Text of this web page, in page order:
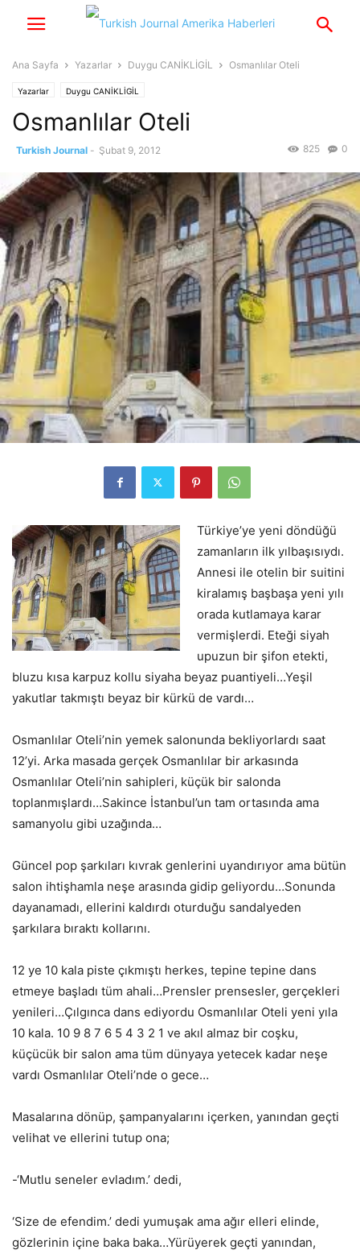
Ana Sayfa Yazarlar Duygu CANİKLİGİL Osmanlılar Oteli
Yazarlar Duygu CANİKLİGİL
Osmanlılar Oteli
Turkish Journal - Şubat 9, 2012 0
825
Türkiye’ye yeni döndüğü
zamanların ilk yılbaşısıydı.
Annesi ile otelin bir suitini
kiralamış başbaşa yeni yılı
orada kutlamaya karar
vermişlerdi. Eteği siyah
upuzun bir şifon etekti,
bluzu kısa karpuz kollu siyaha beyaz puantiyeli…Yeşil
yakutlar takmıştı beyaz bir kürkü de vardı…
Osmanlılar Oteli’nin yemek salonunda bekliyorlardı saat
12’yi. Arka masada gerçek Osmanlılar bir arkasında
Osmanlılar Oteli’nin sahipleri, küçük bir salonda
toplanmışlardı…Sakince İstanbul’un tam ortasında ama
samanyolu gibi uzağında…
Güncel pop şarkıları kıvrak genlerini uyandırıyor ama bütün
salon ihtişhamla neşe arasında gidip geliyordu…Sonunda
dayanamadı, ellerini kaldırdı oturduğu sandalyeden
şarkılara bıraktı kollarını.
12 ye 10 kala piste çıkmıştı herkes, tepine tepine dans
etmeye başladı tüm ahali…Prensler prensesler, gerçekleri
yenileri…Çılgınca dans ediyordu Osmanlılar Oteli yeni yıla
10 kala. 10 9 8 7 6 5 4 3 2 1 ve akıl almaz bir coşku,
küçücük bir salon ama tüm dünyaya yetecek kadar neşe
vardı Osmanlılar Oteli’nde o gece…
Masalarına dönüp, şampanyalarını içerken, yanından geçti
velihat ve ellerini tutup ona;
-‘Mutlu seneler evladım.’ dedi,
‘Size de efendim.’ dedi yumuşak ama ağır elleri elinde,
gözlerinin içine baka baka…Yürüyerek geçti yanından,